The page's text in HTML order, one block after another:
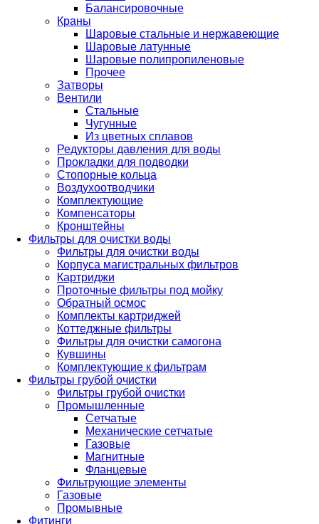
Балансировочные
Краны
Шаровые стальные и нержавеющие
Шаровые латунные
Шаровые полипропиленовые
Прочее
Затворы
Вентили
Стальные
Чугунные
Из цветных сплавов
Редукторы давления для воды
Прокладки для подводки
Стопорные кольца
Воздухоотводчики
Комплектующие
Компенсаторы
Кронштейны
Фильтры для очистки воды
Фильтры для очистки воды
Корпуса магистральных фильтров
Картриджи
Проточные фильтры под мойку
Обратный осмос
Комплекты картриджей
Коттеджные фильтры
Фильтры для очистки самогона
Кувшины
Комплектующие к фильтрам
Фильтры грубой очистки
Фильтры грубой очистки
Промышленные
Сетчатые
Механические сетчатые
Газовые
Магнитные
Фланцевые
Фильтрующие элементы
Газовые
Промывные
Фитинги